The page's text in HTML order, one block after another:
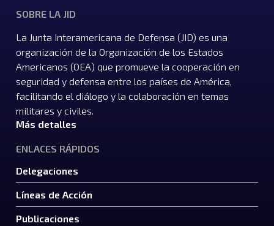
SOBRE LA JID
La Junta Interamericana de Defensa (JID) es una
organización de la Organización de los Estados
Americanos (OEA) que promueve la cooperación en
seguridad y defensa entre los países de América,
facilitando el diálogo y la colaboración en temas
militares y civiles.
Más detalles
ENLACES RÁPIDOS
Delegaciones
Líneas de Acción
Publicaciones